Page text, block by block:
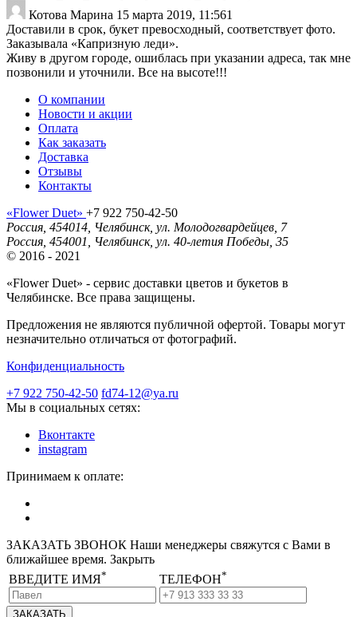
Котова Марина 15 марта 2019, 11:561
Доставили в срок, букет превосходный, соответствует фото.
Заказывала «Капризную леди».
Живу в другом городе, ошиблась при указании адреса, так мне
позвонили и уточнили. Все на высоте!!!
О компании
Новости и акции
Оплата
Как заказать
Доставка
Отзывы
Контакты
«Flower Duet» +7 922 750-42-50
Россия 454014 Челябинск, ул. Молодогвардейцев, 7
Россия 454001 Челябинск, ул. 40-летия Победы, 35
© 2016 - 2021
«Flower Duet» - сервис доставки цветов и букетов в
Челябинске. Все права защищены.
Предложения не являются публичной офертой. Товары могут
незначительно отличаться от фотографий.
Конфиденциальность
+7 922 750-42-50 fd74-12@ya.ru
Мы в социальных сетях:
Вконтакте
instagram
Принимаем к оплате:
ЗАКАЗАТЬ ЗВОНОК Наши менеджеры свяжутся с Вами в
ближайшее время. Закрыть
ВВЕДИТЕ ИМЯ* ТЕЛЕФОН*